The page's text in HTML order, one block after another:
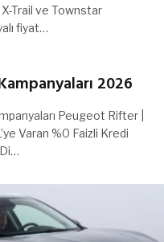
Trail ve Townstar
fiyat…
2026
Peugeot Rifter |
Varan %0 Faizli Kredi